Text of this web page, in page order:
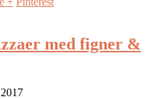
med figner &